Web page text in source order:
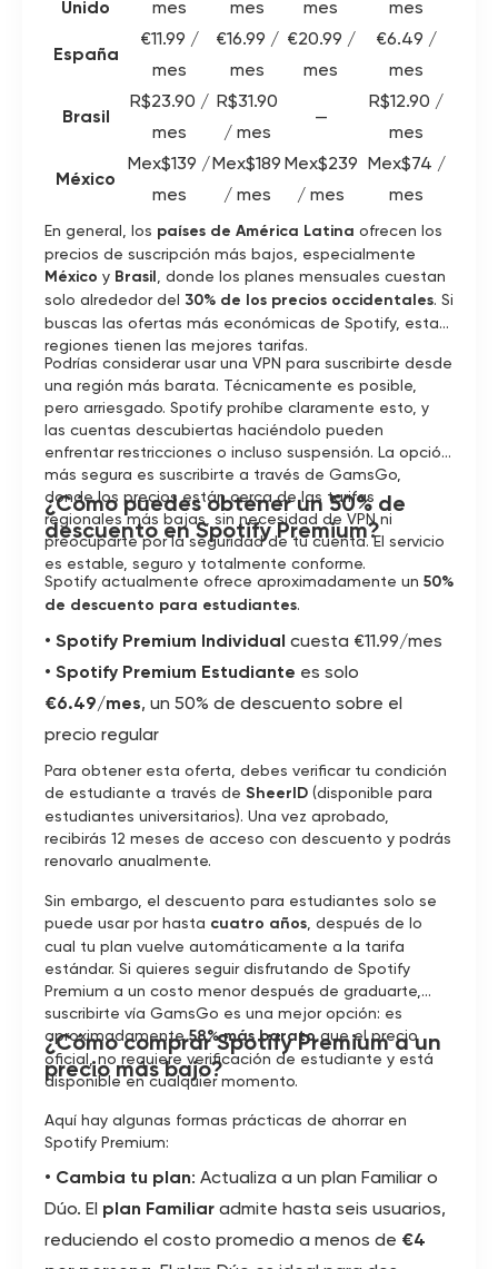
Unido mes mes mes mes
España
€11.99 /
mes
€16.99 /
mes
€20.99 /
mes
€6.49 /
mes
Brasil
R$23.90 /
mes
R$31.90
/ mes
—
R$12.90 /
mes
México
Mex$139 /
mes
Mex$189
/ mes
Mex$239
/ mes
Mex$74 /
mes
En general, los países de América Latina ofrecen los
precios de suscripción más bajos, especialmente
México y Brasil , donde los planes mensuales cuestan
solo alrededor del 30% de los precios occidentales. Si
buscas las ofertas más económicas de Spotify, estas
regiones tienen las mejores tarifas.
Podrías considerar usar una VPN para suscribirte desde
una región más barata. Técnicamente es posible,
pero arriesgado. Spotify prohíbe claramente esto, y
las cuentas descubiertas haciéndolo pueden
enfrentar restricciones o incluso suspensión. La opción
más segura es suscribirte a través de GamsGo,
donde los precios están cerca de las tarifas
regionales más bajas, sin necesidad de VPN ni
preocuparte por la seguridad de tu cuenta. El servicio
es estable, seguro y totalmente conforme.
¿Cómo puedes obtener un 50% de
descuento en Spotify Premium?
Spotify actualmente ofrece aproximadamente un 50%
de descuento para estudiantes.
• Spotify Premium Individual cuesta €11.99/mes
• Spotify Premium Estudiante es solo
€6.49/mes, un 50% de descuento sobre el
precio regular
Para obtener esta oferta, debes verificar tu condición
de estudiante a través de SheerID (disponible para
estudiantes universitarios). Una vez aprobado,
recibirás 12 meses de acceso con descuento y podrás
renovarlo anualmente.
Sin embargo, el descuento para estudiantes solo se
puede usar por hasta cuatro años , después de lo
cual tu plan vuelve automáticamente a la tarifa
estándar. Si quieres seguir disfrutando de Spotify
Premium a un costo menor después de graduarte,
suscribirte vía GamsGo es una mejor opción: es
aproximadamente58% más baratoque el precio
oficial, no requiere verificación de estudiante y está
disponible en cualquier momento.
¿Cómo comprar Spotify Premium a un
precio más bajo?
Aquí hay algunas formas prácticas de ahorrar en
Spotify Premium:
• Cambia tu plan: Actualiza a un plan Familiar o
Dúo. El plan Familiar admite hasta seis usuarios,
reduciendo el costo promedio a menos de €4